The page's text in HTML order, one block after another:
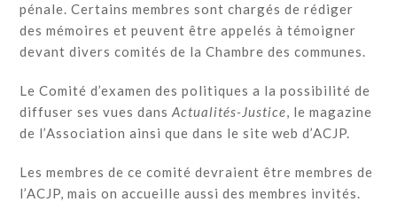
pénale. Certains membres sont chargés de rédiger
des mémoires et peuvent être appelés à témoigner
devant divers comités de la Chambre des communes.
Le Comité d’examen des politiques a la possibilité de
diffuser ses vues dans Actualités-Justice, le magazine
de l’Association ainsi que dans le site web d’ACJP.
Les membres de ce comité devraient être membres de
l’ACJP, mais on accueille aussi des membres invités.